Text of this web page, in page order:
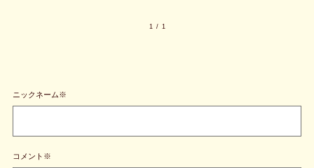
1 / 1
ニックネーム※
コメント※